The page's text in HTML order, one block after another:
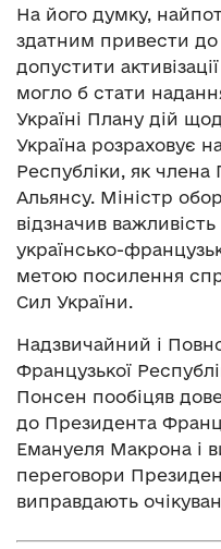
На його думку,
здатним привести до
допустити
могло б стати
Україні Плану дій
Україна розраховує
Республіки, як члена
Альянсу. Міністр
відзначив
українсько-
метою посилення
Сил України.
Надзвичайний і
Французької
Понсен пообіцяв
до Президента
Емануеля Макрона і
переговори
виправдають